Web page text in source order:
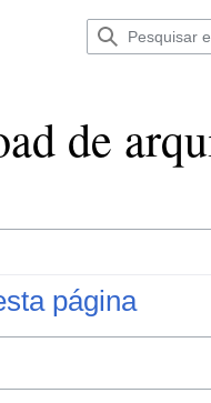
de
página